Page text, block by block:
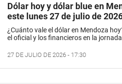
Dólar hoy y dólar blue en
este lunes 27 de julio de
¿Cuánto vale el dólar en Mendoza
el oficial y los financieros en la
27 DE JULIO DE 2026 - 17:30